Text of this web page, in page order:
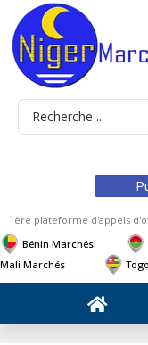
1ère plateforme d'appels
Bénin Marchés
Mali Marchés